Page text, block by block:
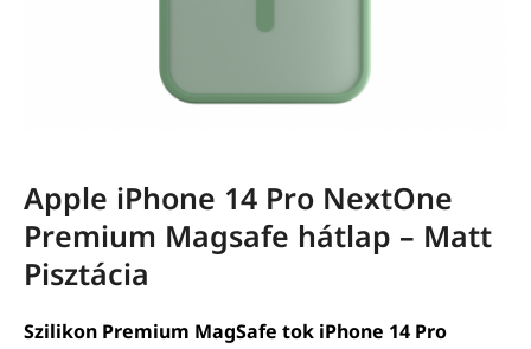
Apple iPhone 14 Pro NextOne
Premium Magsafe hátlap – Matt
Pisztácia
Szilikon Premium MagSafe tok iPhone 14 Pro